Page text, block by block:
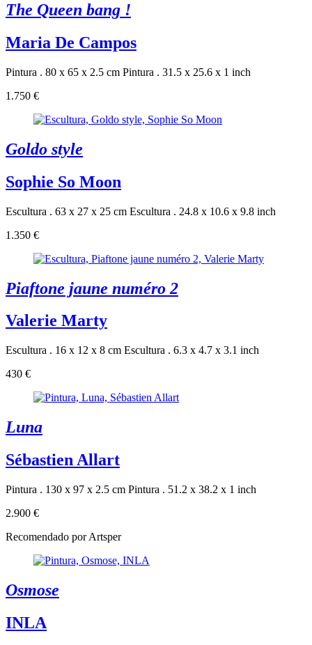
The Queen bang !
Maria De Campos
Pintura . 80 x 65 x 2.5 cm Pintura . 31.5 x 25.6 x 1 inch
1.750 €
Goldo style
Sophie So Moon
Escultura . 63 x 27 x 25 cm Escultura . 24.8 x 10.6 x 9.8 inch
1.350 €
Piaftone jaune numéro 2
Valerie Marty
Escultura . 16 x 12 x 8 cm Escultura . 6.3 x 4.7 x 3.1 inch
430 €
Luna
Sébastien Allart
Pintura . 130 x 97 x 2.5 cm Pintura . 51.2 x 38.2 x 1 inch
2.900 €
Recomendado por Artsper
Osmose
INLA